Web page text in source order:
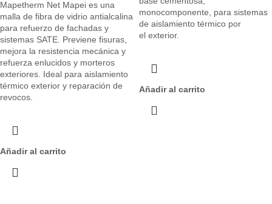
Mapetherm Net Mapei es una
malla de fibra de vidrio antialcalina
para refuerzo de fachadas y
sistemas SATE. Previene fisuras,
mejora la resistencia mecánica y
refuerza enlucidos y morteros
exteriores. Ideal para aislamiento
térmico exterior y reparación de
revocos.
Añadir al carrito
monocomponente, para sistemas
de aislamiento térmico por
el exterior.
Añadir al carrito